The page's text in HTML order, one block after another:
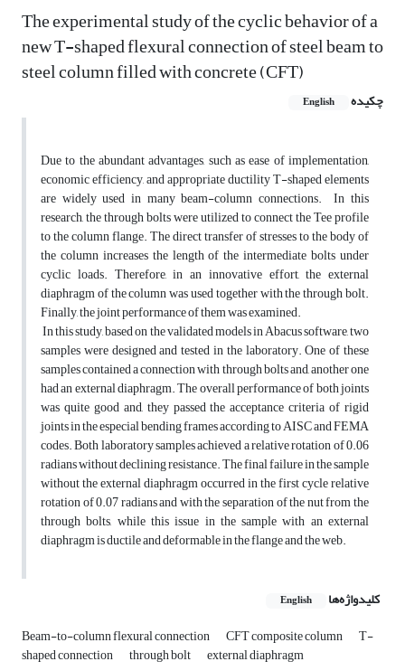
The experimental study of the cyclic behavior of a
new T-shaped flexural connection of steel beam to
steel column filled with concrete (CFT)
چکیده English
Due to the abundant advantages, such as ease of implementation,
economic efficiency, and appropriate ductility T-shaped elements
are widely used in many beam-column connections. In this
research, the through bolts were utilized to connect the Tee profile
to the column flange. The direct transfer of stresses to the body of
the column increases the length of the intermediate bolts under
cyclic loads. Therefore, in an innovative effort, the external
diaphragm of the column was used together with the through bolt.
Finally, the joint performance of them was examined.
In this study, based on the validated models in Abacus software, two
samples were designed and tested in the laboratory. One of these
samples contained a connection with through bolts and, another one
had an external diaphragm. The overall performance of both joints
was quite good and, they passed the acceptance criteria of rigid
joints in the especial bending frames according to AISC and FEMA
codes. Both laboratory samples achieved a relative rotation of 0.06
radians without declining resistance. The final failure in the sample
without the external diaphragm occurred in the first cycle relative
rotation of 0.07 radians and with the separation of the nut from the
through bolts, while this issue in the sample with an external
diaphragm is ductile and deformable in the flange and the web.
کلیدواژه‌ها English
Beam-to-column flexural connection CFT composite column T-
shaped connection through bolt external diaphragm